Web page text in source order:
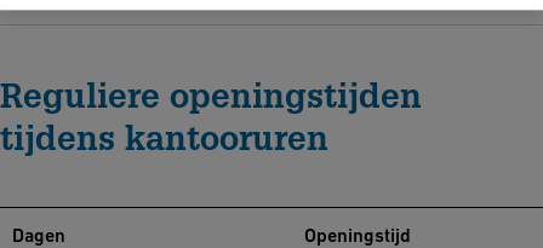
Reguliere openingstijden
tijdens kantooruren
Dagen Openingstijd